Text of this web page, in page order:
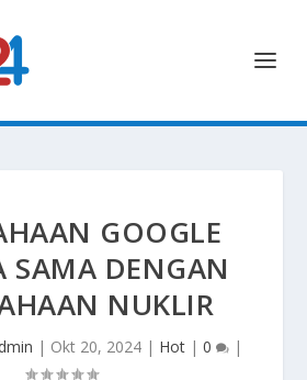
GOOGLE
SAMA DENGAN
NUKLIR
| Okt 20, 2024| Hot| 0 |